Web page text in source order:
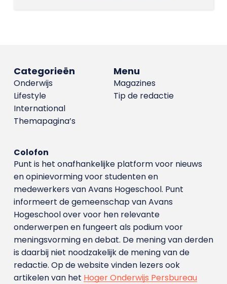
Menu
Magazines
Tip de redactie
Categorieën
Onderwijs
Lifestyle
International
Themapagina’s
Colofon
Punt is het onafhankelijke platform voor nieuws
en opinievorming voor studenten en
medewerkers van Avans Hoge­school. Punt
informeert de gemeenschap van Avans
Hogeschool over voor hen relevante
onderwerpen en fungeert als podium voor
meningsvorming en debat. De mening van derden
is daarbij niet noodzakelijk de mening van de
redactie. Op de website vinden lezers ook
artikelen van het Hoger Onderwijs Persbureau